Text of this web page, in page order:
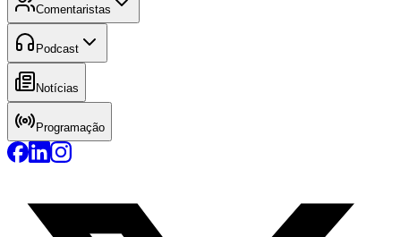
Comentaristas
Podcast
Notícias
Programação